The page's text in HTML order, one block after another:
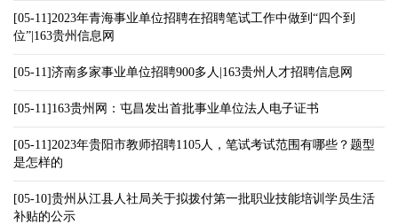
[05-11]2023年青海事业单位招聘在招聘笔试工作中做到“四个到
位”|163贵州信息网
[05-11]济南多家事业单位招聘900多人|163贵州人才招聘信息网
[05-11]163贵州网：屯昌发出首批事业单位法人电子证书
[05-11]2023年贵阳市教师招聘1105人，笔试考试范围有哪些？题型
是怎样的
[05-10]贵州从江县人社局关于拟拨付第一批职业技能培训学员生活
补贴的公示